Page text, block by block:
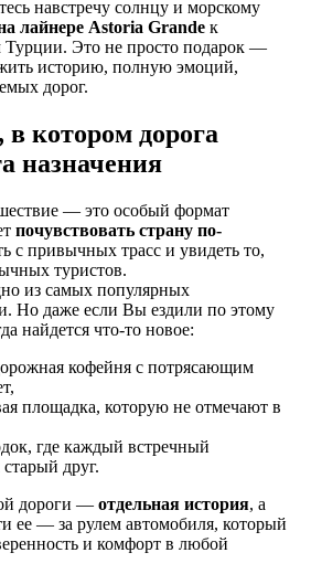
навстречу солнцу и морскому
лайнере Astoria Grande к
Это не просто подарок —
историю, полную эмоций,
дорог.
котором дорога
назначения
— это особый формат
почувствовать страну по-
с привычных трасс и увидеть то,
туристов.
из самых популярных
Но даже если Вы ездили по этому
найдется что-то новое:
кофейня с потрясающим
площадка, которую не отмечают в
где каждый встречный
старый друг.
дороги — отдельная история, а
ее — за рулем автомобиля, который
и комфорт в любой